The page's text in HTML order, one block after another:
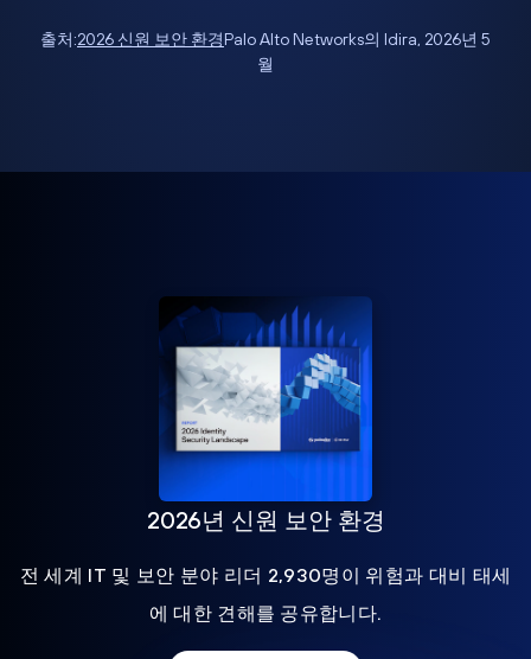
출처:2026 신원 보안 환경Palo Alto Networks의 Idira, 2026년 5
월
2026년 신원 보안 환경
전 세계 IT 및 보안 분야 리더 2,930명이 위험과 대비 태세
에 대한 견해를 공유합니다.